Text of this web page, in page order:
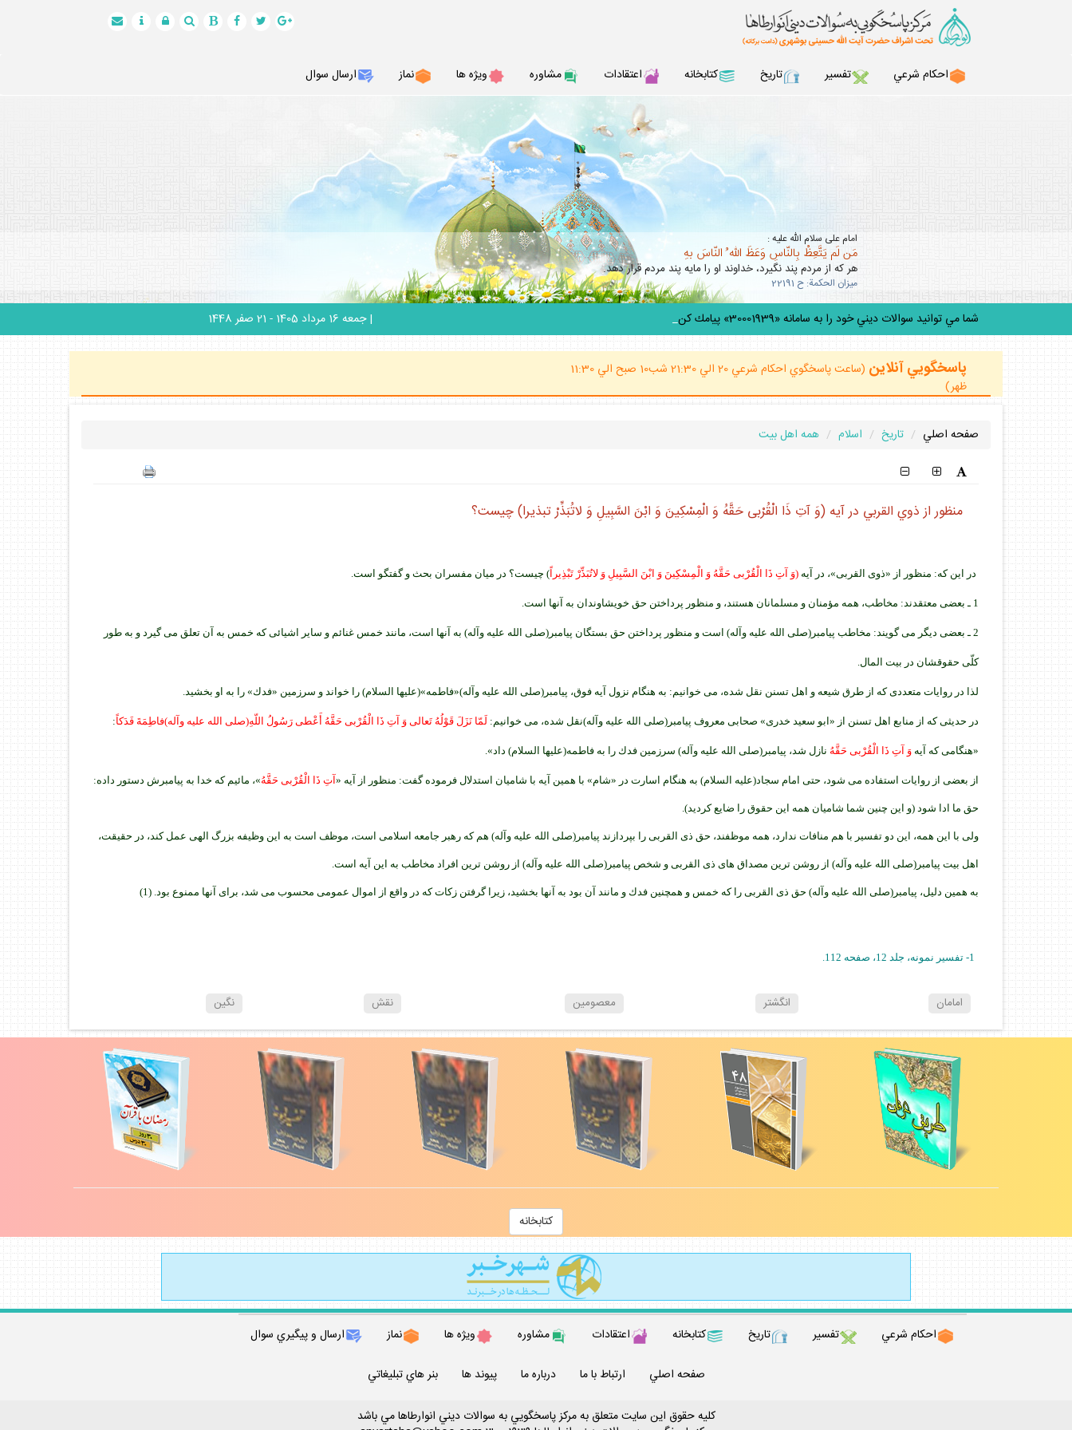
احكام شرعي تفسير تاريخ كتابخانه اعتقادات مشاوره ويژه ها نماز ارسال سوال
امام على سلام الله عليه :
مَن لَم يَتَّعِظْ بِالنّاسِ وَعَظَ اللّه ُ النّاسَ بهِ
هر كه از مردم پند نگيرد، خداوند او را مايه پند مردم قرار دهد.
ميزان الحكمة: ح 22191
شما مي توانيد سوالات ديني خود را به سامانه «30001939» پيامك كنيد. | جمعه 16 مرداد 1405 - 21 صفر 1448
پاسخگويي آنلاين
(ساعت پاسخگوي احكام شرعي 20 الي 21:30 شب10 صبح الي 11:30
ظهر)
صفحه اصلي تاريخ اسلام همه اهل بيت
منظور از ذوي القربي در آيه (وَ آتِ ذَا الْقُرْبى حَقَّهُ وَ الْمِسْكِينَ وَ ابْنَ السَّبِيلِ وَ لاتُبَذِّرْ تبذيرا) چيست؟
در اين كه: منظور از «ذوى القربى»، در آيه (وَ آتِ ذَا الْقُرْبى حَقَّهُ وَ الْمِسْكِينَ وَ ابْنَ السَّبِيلِ وَ لاتُبَذِّرْ تَبْذِيراً) چيست؟ در ميان مفسران بحث و گفتگو است.
1 ـ بعضى معتقدند: مخاطب، همه مؤمنان و مسلمانان هستند، و منظور پرداختن حق خويشاوندان به آنها است.
2 ـ بعضى ديگر مى گويند: مخاطب پيامبر(صلى الله عليه وآله) است و منظور پرداختن حق بستگان پيامبر(صلى الله عليه وآله) به آنها است، مانند خمس غنائم و ساير اشيائى كه خمس به آن تعلق مى گيرد و به طور
كلّى حقوقشان در بيت المال.
لذا در روايات متعددى كه از طرق شيعه و اهل تسنن نقل شده، مى خوانيم: به هنگام نزول آيه فوق، پيامبر(صلى الله عليه وآله)«فاطمه»(عليها السلام) را خواند و سرزمين «فدك» را به او بخشيد.
در حديثى كه از منابع اهل تسنن از «ابو سعيد خدرى» صحابى معروف پيامبر(صلى الله عليه وآله)نقل شده، مى خوانيم: لَمّا نَزَلَ قَوْلُهُ تَعالى وَ آتِ ذَا الْقُرْبى حَقَّهُ أَعْطى رَسُولُ اللّهِ(صلى الله عليه وآله)فاطِمَةَ فَدَكاً:
«هنگامى كه آيه وَ آتِ ذَا الْقُرْبى حَقَّهُ نازل شد، پيامبر(صلى الله عليه وآله) سرزمين فدك را به فاطمه(عليها السلام) داد».
از بعضى از روايات استفاده مى شود، حتى امام سجاد(عليه السلام) به هنگام اسارت در «شام» با همين آيه با شاميان استدلال فرموده گفت: منظور از آيه «آتِ ذَا الْقُرْبى حَقَّهُ»، مائيم كه خدا به پيامبرش دستور داده:
حق ما ادا شود (و اين چنين شما شاميان همه اين حقوق را ضايع كرديد).
ولى با اين همه، اين دو تفسير با هم منافات ندارد، همه موظفند، حق ذى القربى را بپردازند پيامبر(صلى الله عليه وآله) هم كه رهبر جامعه اسلامى است، موظف است به اين وظيفه بزرگ الهى عمل كند، در حقيقت،
اهل بيت پيامبر(صلى الله عليه وآله) از روشن ترين مصداق هاى ذى القربى و شخص پيامبر(صلى الله عليه وآله) از روشن ترين افراد مخاطب به اين آيه است.
به همين دليل، پيامبر(صلى الله عليه وآله) حق ذى القربى را كه خمس و همچنين فدك و مانند آن بود به آنها بخشيد، زيرا گرفتن زكات كه در واقع از اموال عمومى محسوب مى شد، براى آنها ممنوع بود. (1)
1- تفسير نمونه، جلد 12، صفحه 112.
امامان انگشتر معصومين نقش نگين
كتابخانه
احكام شرعي تفسير تاريخ كتابخانه اعتقادات مشاوره ويژه ها نماز ارسال و پيگيري سوال
صفحه اصلي ارتباط با ما درباره ما پيوند ها بنر هاي تبليغاتي
كليه حقوق اين سايت متعلق به مركز پاسخگويي به سوالات ديني انوارطاها مي باشد